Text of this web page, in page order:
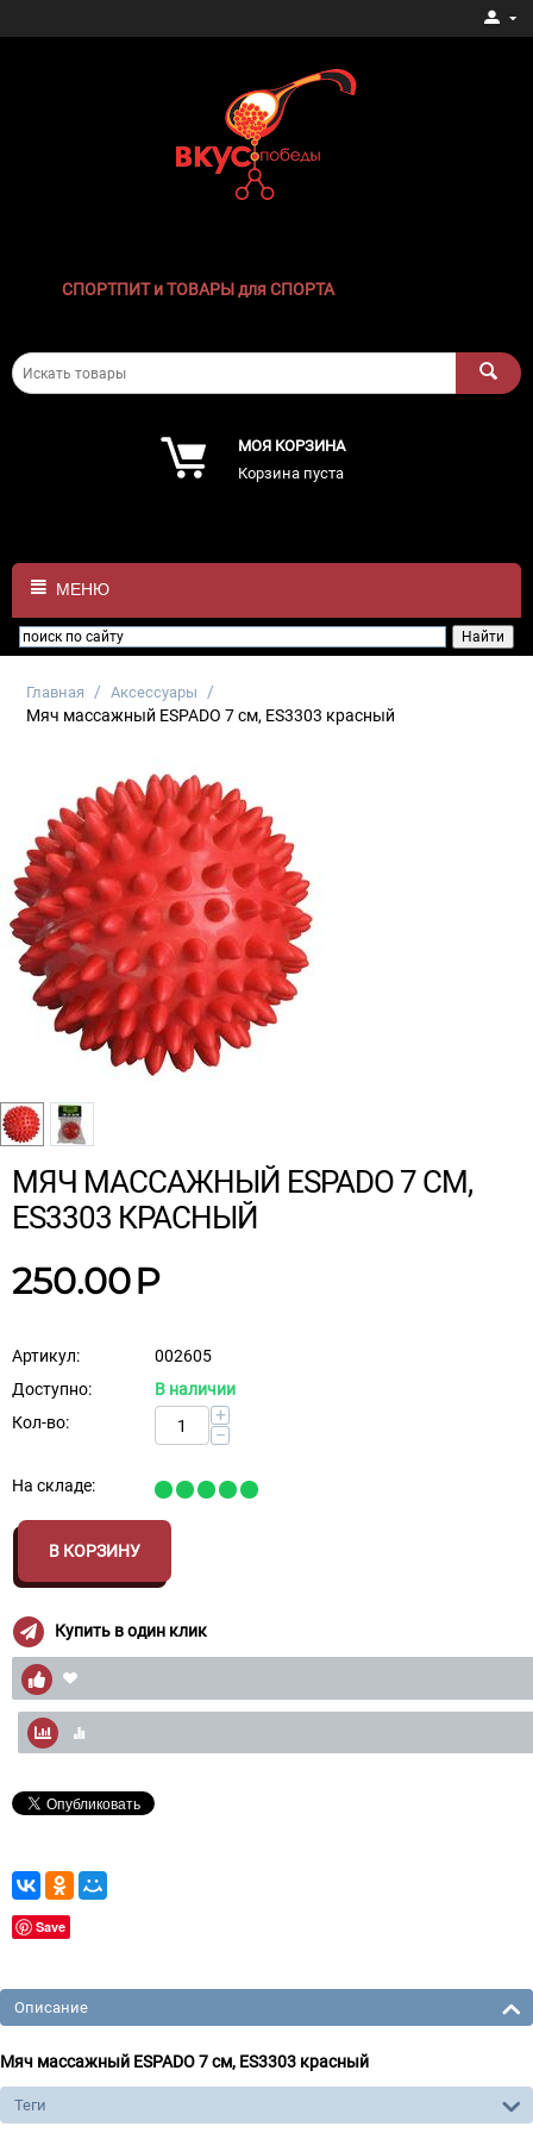
СПОРТПИТ и ТОВАРЫ для СПОРТА
МОЯ КОРЗИНА
Корзина пуста
МЕНЮ
Главная / Аксессуары
/
Мяч массажный ESPADO 7 см, ES3303 красный
МЯЧ МАССАЖНЫЙ ESPADO 7 СМ,
ES3303 КРАСНЫЙ
250.00Р
Артикул:
002605
Доступно:
В наличии
Кол-во:
+
−
На складе:
В КОРЗИНУ
Купить в один клик
Save
Описание
Мяч массажный ESPADO 7 см, ES3303 красный
Теги